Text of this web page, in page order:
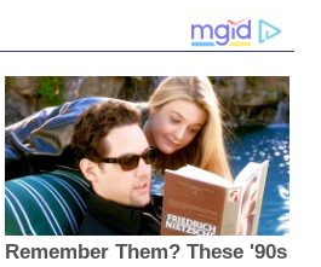
Remember Them? These '90s